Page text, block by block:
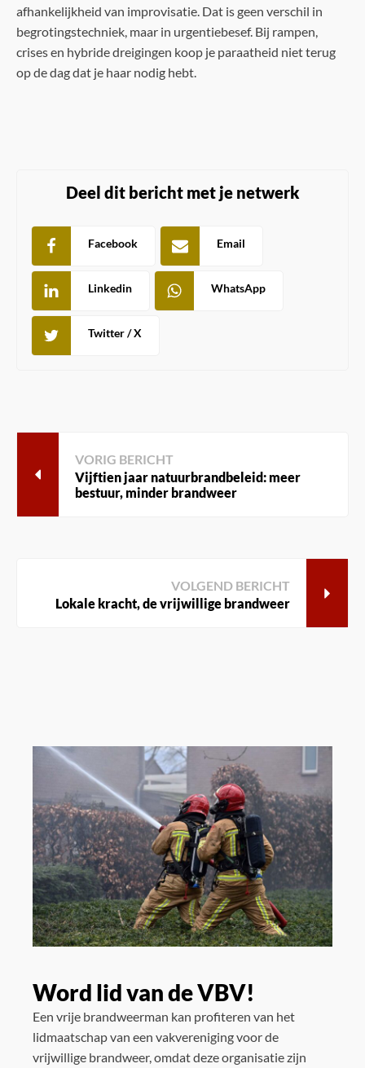
afhankelijkheid van improvisatie. Dat is geen verschil in
begrotingstechniek, maar in urgentiebesef. Bij rampen,
crises en hybride dreigingen koop je paraatheid niet terug
op de dag dat je haar nodig hebt.
Deel dit bericht met je netwerk
Twitter / X
Facebook Email
Linkedin WhatsApp
VORIG BERICHT
Vijftien jaar natuurbrandbeleid: meer
bestuur, minder brandweer
VOLGEND BERICHT
Lokale kracht, de vrijwillige brandweer
Word lid van de VBV!
Een vrije brandweerman kan profiteren van het
lidmaatschap van een vakvereniging voor de
vrijwillige brandweer, omdat deze organisatie zijn